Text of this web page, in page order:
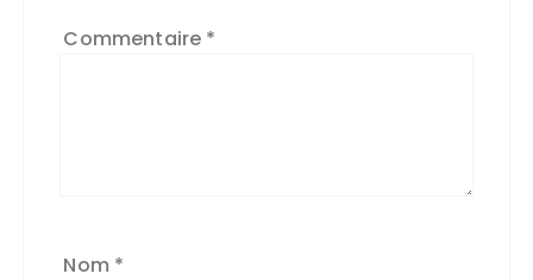
Commentaire *
Nom *